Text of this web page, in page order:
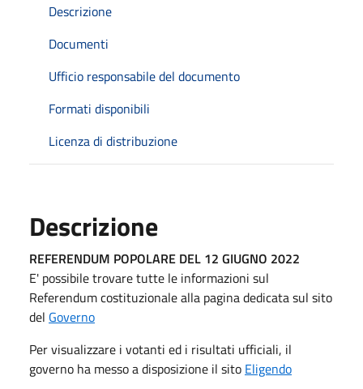
Descrizione
Documenti
Ufficio responsabile del documento
Formati disponibili
Licenza di distribuzione
Descrizione
REFERENDUM POPOLARE DEL 12 GIUGNO 2022
E' possibile trovare tutte le informazioni sul
Referendum costituzionale alla pagina dedicata sul sito
del Governo
Per visualizzare i votanti ed i risultati ufficiali, il
governo ha messo a disposizione il sito Eligendo